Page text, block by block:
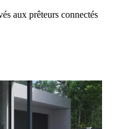
aux prêteurs connectés